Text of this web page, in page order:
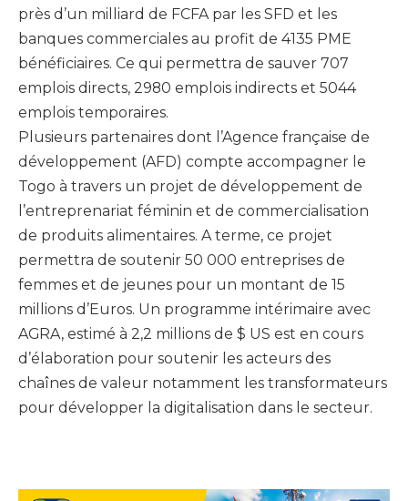
près d’un milliard de FCFA par les SFD et les
banques commerciales au profit de 4135 PME
bénéficiaires. Ce qui permettra de sauver 707
emplois directs, 2980 emplois indirects et 5044
emplois temporaires.
Plusieurs partenaires dont l’Agence française de
développement (AFD) compte accompagner le
Togo à travers un projet de développement de
l’entreprenariat féminin et de commercialisation
de produits alimentaires. A terme, ce projet
permettra de soutenir 50 000 entreprises de
femmes et de jeunes pour un montant de 15
millions d’Euros. Un programme intérimaire avec
AGRA, estimé à 2,2 millions de $ US est en cours
d’élaboration pour soutenir les acteurs des
chaînes de valeur notamment les transformateurs
pour développer la digitalisation dans le secteur.